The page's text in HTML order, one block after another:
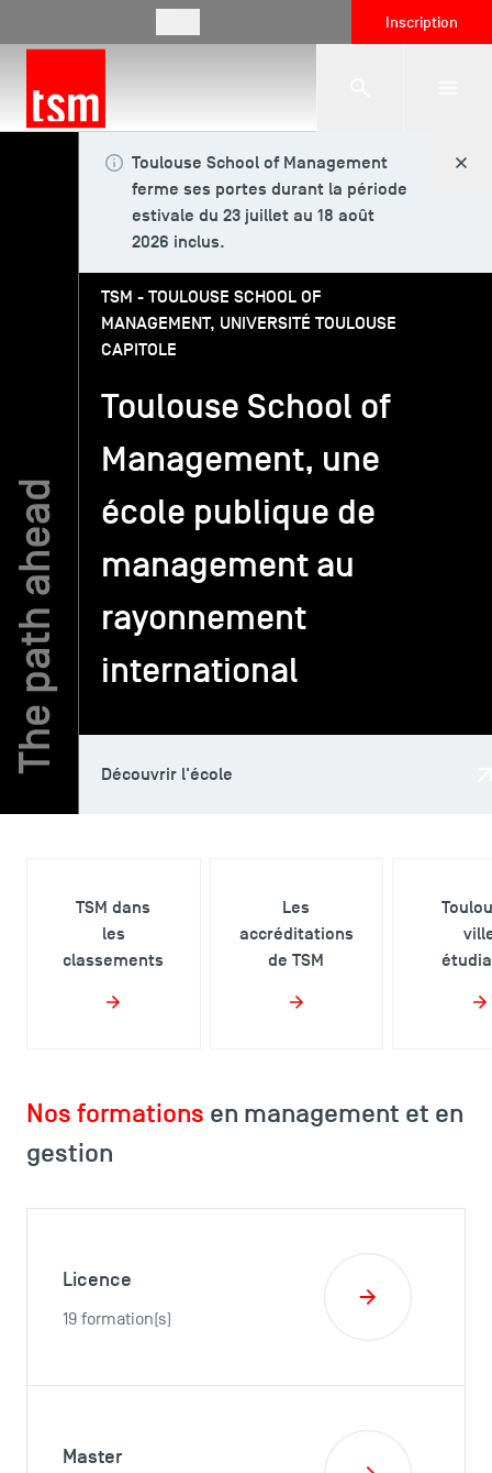
Inscription
Vie étudiante
Entreprises
International
TSM-Research
TSM Doctoral Programme
Alumni
Toulouse School of Management
ferme ses portes durant la période
estivale du 23 juillet au 18 août
2026 inclus.
TSM - TOULOUSE SCHOOL OF
MANAGEMENT, UNIVERSITÉ TOULOUSE
CAPITOLE
Toulouse School of
Management, une
école publique de
management au
rayonnement
international
Découvrir l'école
TSM dans
les
classements
Les
accréditations
de TSM
Nos formations en management et en
gestion
Licence
19 formation(s)
Master